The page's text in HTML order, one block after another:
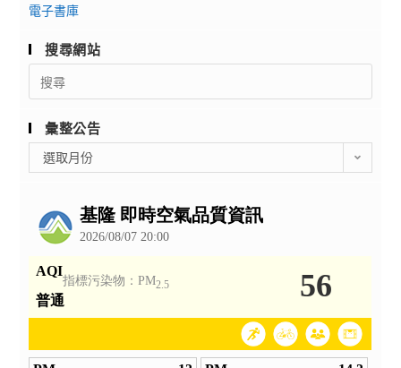
電子書庫
搜尋網站
Search
for:
彙整公告
整
選取月份